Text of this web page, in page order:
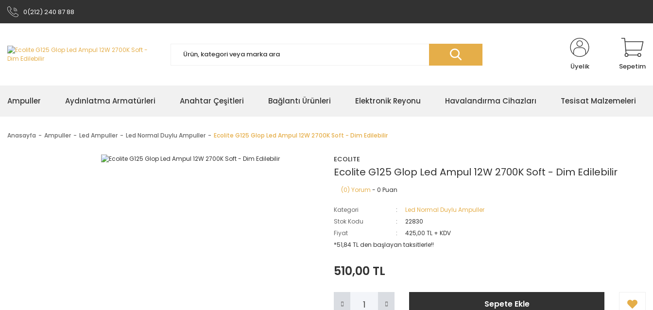
0(212) 240 87 88
Üyelik Sepetim
Ampuller Aydınlatma Armatürleri Anahtar Çeşitleri Bağlantı Ürünleri Elektronik Reyonu Havalandırma Cihazları Tesisat Malzemeleri
Anasayfa Ampuller Led Ampuller Led Normal Duylu Ampuller Ecolite G125 Glop Led Ampul 12W 2700K Soft - Dim Edilebilir
ECOLITE
Ecolite G125 Glop Led Ampul 12W 2700K Soft - Dim Edilebilir
(0) Yorum - 0 Puan
Kategori
Led Normal Duylu Ampuller
Stok Kodu
22830
Fiyat
425,00 TL + KDV
*51,84 TL den başlayan taksitlerle!!
510,00 TL
Sepete Ekle